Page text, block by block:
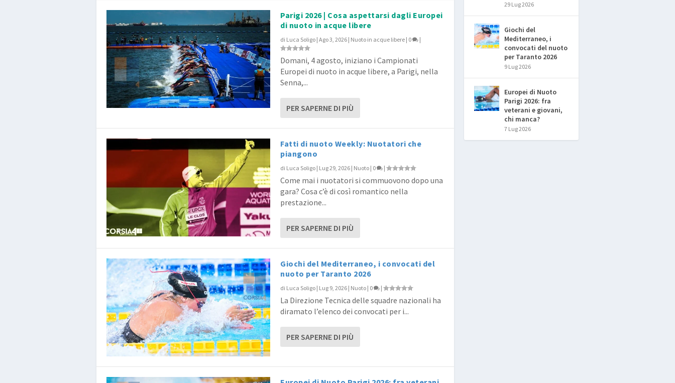
Parigi 2026 | Cosa aspettarsi dagli Europei
di nuoto in acque libere
di Luca Soligo | Ago 3, 2026 | Nuoto in acque libere | 0 |
Domani, 4 agosto, iniziano i Campionati
Europei di nuoto in acque libere, a Parigi, nella
Senna,...
PER SAPERNE DI PIÙ
Fatti di nuoto Weekly: Nuotatori che
piangono
di Luca Soligo | Lug 29, 2026 | Nuoto | 0 |
Come mai i nuotatori si commuovono dopo una
gara? Cosa c’è di così romantico nella
prestazione...
PER SAPERNE DI PIÙ
Giochi del Mediterraneo, i convocati del
nuoto per Taranto 2026
di Luca Soligo | Lug 9, 2026 | Nuoto | 0 |
La Direzione Tecnica delle squadre nazionali ha
diramato l’elenco dei convocati per i...
PER SAPERNE DI PIÙ
29 Lug 2026
Giochi del
Mediterraneo, i
convocati del nuoto
per Taranto 2026
9 Lug 2026
Europei di Nuoto
Parigi 2026: fra
veterani e giovani,
chi manca?
7 Lug 2026